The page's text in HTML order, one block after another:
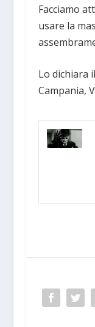
Facciamo
usare la
Lo dichiara
Campania,